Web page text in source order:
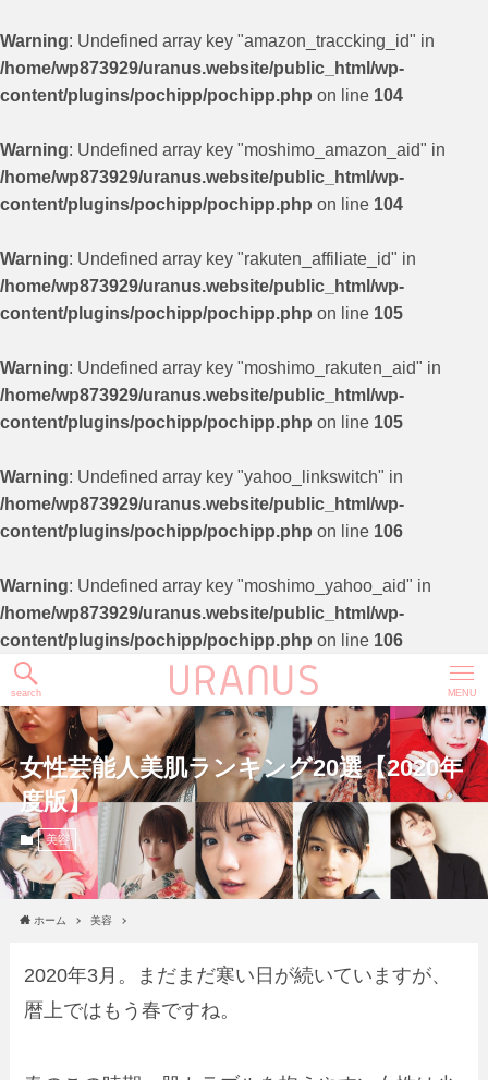
Warning: Undefined array key "amazon_traccking_id" in
/home/wp873929/uranus.website/public_html/wp-
content/plugins/pochipp/pochipp.php on line 104
Warning: Undefined array key "moshimo_amazon_aid" in
/home/wp873929/uranus.website/public_html/wp-
content/plugins/pochipp/pochipp.php on line 104
Warning: Undefined array key "rakuten_affiliate_id" in
/home/wp873929/uranus.website/public_html/wp-
content/plugins/pochipp/pochipp.php on line 105
Warning: Undefined array key "moshimo_rakuten_aid" in
/home/wp873929/uranus.website/public_html/wp-
content/plugins/pochipp/pochipp.php on line 105
Warning: Undefined array key "yahoo_linkswitch" in
/home/wp873929/uranus.website/public_html/wp-
content/plugins/pochipp/pochipp.php on line 106
Warning: Undefined array key "moshimo_yahoo_aid" in
/home/wp873929/uranus.website/public_html/wp-
content/plugins/pochipp/pochipp.php on line 106
search MENU
女性芸能人美肌ランキング20選【2020年
度版】
美容
ホーム 美容
2020年3月。まだまだ寒い日が続いていますが、
暦上ではもう春ですね。